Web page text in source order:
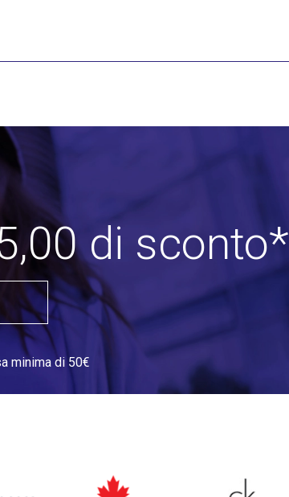
di sconto*
minima di 50€
DSQUARED2 CALVIN KLEIN